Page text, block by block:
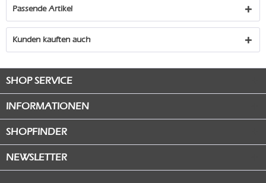
Passende Artikel
Kunden kauften auch
SHOP SERVICE
INFORMATIONEN
SHOPFINDER
NEWSLETTER